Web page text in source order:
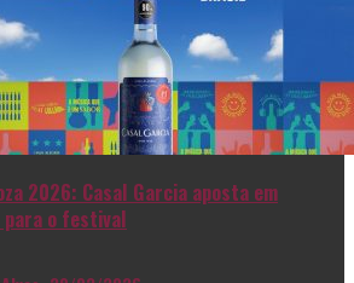
2026: Casal Garcia aposta em
para o festival